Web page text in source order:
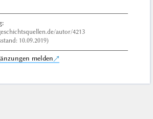
autor/4213
10.09.2019)
melden